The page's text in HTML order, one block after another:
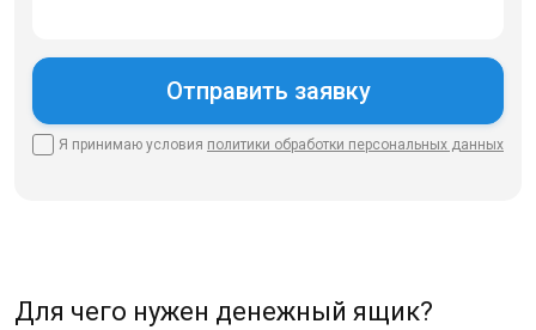
Я принимаю условия политики обработки персональных данных
Для чего нужен денежный ящик?